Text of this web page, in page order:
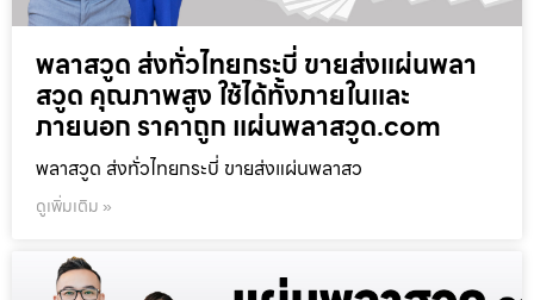
พลาสวูด ส่งทั่วไทยกระบี่ ขายส่งแผ่นพลา
สวูด คุณภาพสูง ใช้ได้ทั้งภายในและ
ภายนอก ราคาถูก แผ่นพลาสวูด.com
พลาสวูด ส่งทั่วไทยกระบี่ ขายส่งแผ่นพลาสว
ดูเพิ่มเติม »